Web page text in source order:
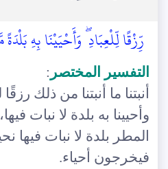
رِّزْقًا لِّلْعِبَادِ ۖ وَأَحْيَيْنَا بِهِ
التفسير المختصر :
أنبتنا ما أنبتنا من ذلك
وأحيينا به بلدة لا نبات
المطر بلدة لا نبات فيها
فيخرجون أحياء.